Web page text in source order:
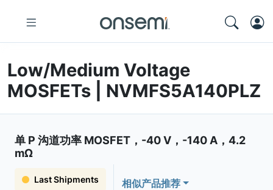
Low/Medium Voltage
MOSFETs | NVMFS5A140PLZ
单 P 沟道功率 MOSFET，-40 V，-140 A，4.2
mΩ
Last Shipments
相似产品推荐